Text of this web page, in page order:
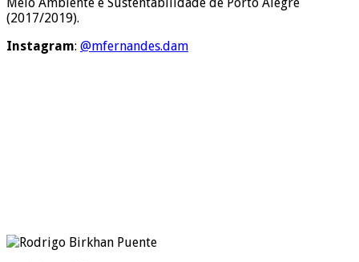
(2017/2019).
Instagram: @mfernandes.dam